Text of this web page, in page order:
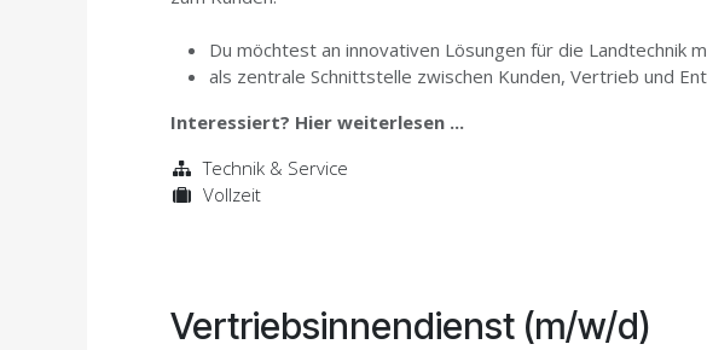
Du möchtest an innovativen Lösungen für die Landtechnik
als zentrale Schnittstelle zwischen Kunden, Vertrieb und
Interessiert? Hier weiterlesen ...
Technik & Service
Vollzeit
Vertriebsinnendienst (m/w/d)